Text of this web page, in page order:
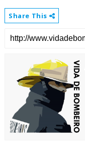
Share This